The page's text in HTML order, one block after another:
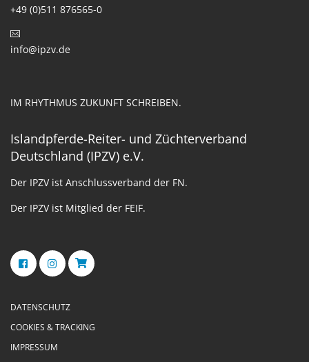
+49 (0)511 876565-0
info@ipzv.de
IM RHYTHMUS ZUKUNFT SCHREIBEN.
Islandpferde-Reiter- und Züchterverband
Deutschland (IPZV) e.V.
Der IPZV ist Anschlussverband der FN.
Der IPZV ist Mitglied der FEIF.
DATENSCHUTZ
COOKIES & TRACKING
IMPRESSUM